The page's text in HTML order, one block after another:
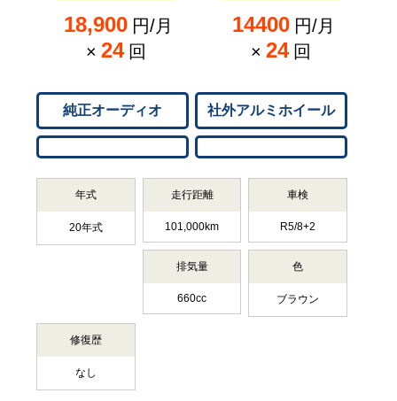
18,900 円/月
× 24 回
14400 円/月
× 24 回
純正オーディオ 社外アルミホイール
年式
20年式
走行距離
101,000km
車検
R5/8+2
排気量
660cc
色
ブラウン
修復歴
なし